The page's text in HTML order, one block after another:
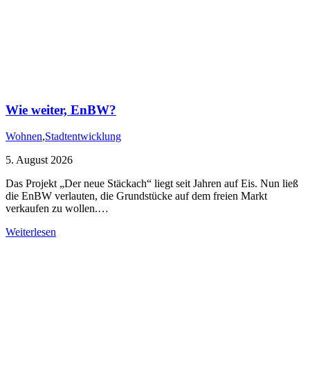
Wie weiter, EnBW?
Wohnen,Stadtentwicklung
5. August 2026
Das Projekt „Der neue Stäckach“ liegt seit Jahren auf Eis. Nun ließ
die EnBW verlauten, die Grundstücke auf dem freien Markt
verkaufen zu wollen.…
Weiterlesen